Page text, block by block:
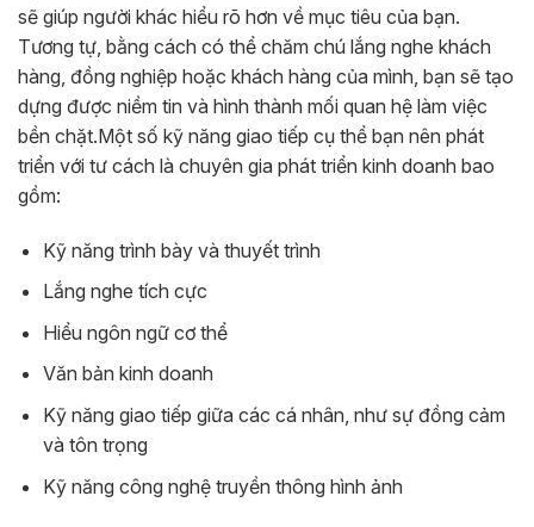
sẽ giúp người khác hiểu rõ hơn về mục tiêu của bạn.
Tương tự, bằng cách có thể chăm chú lắng nghe khách
hàng, đồng nghiệp hoặc khách hàng của mình, bạn sẽ tạo
dựng được niềm tin và hình thành mối quan hệ làm việc
bền chặt.Một số kỹ năng giao tiếp cụ thể bạn nên phát
triển với tư cách là chuyên gia phát triển kinh doanh bao
gồm:
Kỹ năng trình bày và thuyết trình
Lắng nghe tích cực
Hiểu ngôn ngữ cơ thể
Văn bản kinh doanh
Kỹ năng giao tiếp giữa các cá nhân, như sự đồng cảm
và tôn trọng
Kỹ năng công nghệ truyền thông hình ảnh